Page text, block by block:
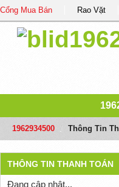
Cổng Mua Bán Rao Vặt
1962934500 Thông Tin
THÔNG TIN THANH TOÁN
Đang cập nhật...